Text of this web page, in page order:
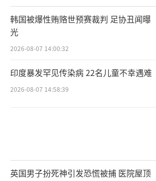
韩国被爆性贿赂世预赛裁判 足协丑闻曝
光
2026-08-07 14:00:32
印度暴发罕见传染病 22名儿童不幸遇难
2026-08-07 14:58:39
英国男子扮死神引发恐慌被捕 医院屋顶